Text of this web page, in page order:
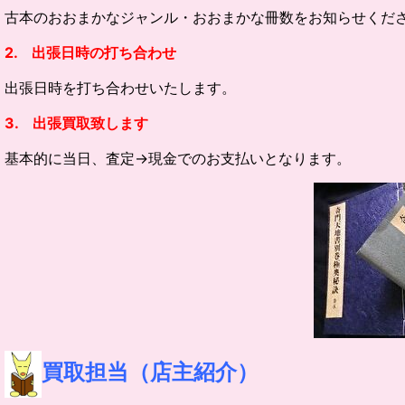
古本のおおまかなジャンル・ おおまかな冊数をお知らせくだ
2. 出張日時の打ち合わせ
出張日時を打ち合わせいたします。
3. 出張買取致します
基本的に当日、査定→現金でのお支払いとなります。
買取担当（店主紹介）